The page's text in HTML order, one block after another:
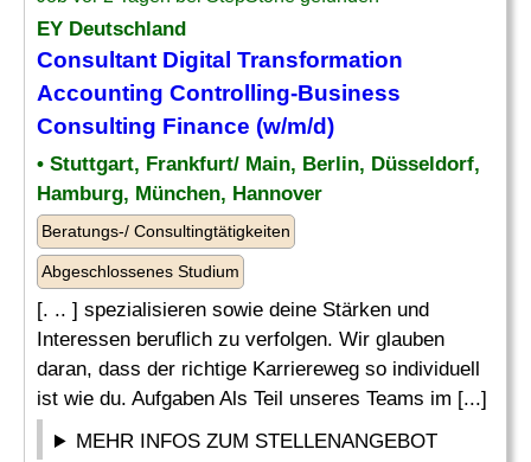
EY Deutschland
Consultant Digital Transformation
Accounting Controlling-Business
Consulting Finance (w/m/d)
• Stuttgart, Frankfurt/ Main, Berlin, Düsseldorf,
Hamburg, München, Hannover
Beratungs-/ Consultingtätigkeiten
Abgeschlossenes Studium
[. .. ] spezialisieren sowie deine Stärken und
Interessen beruflich zu verfolgen. Wir glauben
daran, dass der richtige Karriereweg so individuell
ist wie du. Aufgaben Als Teil unseres Teams im [...]
MEHR INFOS ZUM STELLENANGEBOT